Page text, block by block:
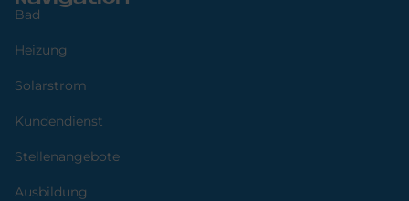
Bad
Heizung
Solarstrom
Kundendienst
Stellenangebote
Ausbildung